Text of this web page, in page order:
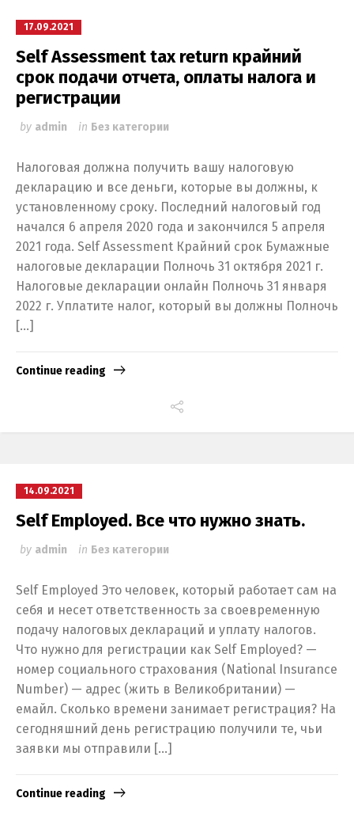
17.09.2021
Self Assessment tax return крайний
срок подачи отчета, оплаты налога и
регистрации
by admin in Без категории
Налоговая должна получить вашу налоговую
декларацию и все деньги, которые вы должны, к
установленному сроку. Последний налоговый год
начался 6 апреля 2020 года и закончился 5 апреля
2021 года. Self Assessment Крайний срок Бумажные
налоговые декларации Полночь 31 октября 2021 г.
Налоговые декларации онлайн Полночь 31 января
2022 г. Уплатите налог, который вы должны Полночь
[…]
Continue reading
14.09.2021
Self Employed. Все что нужно знать.
by admin in Без категории
Self Employed Это человек, который работает сам на
себя и несет ответственность за своевременную
подачу налоговых деклараций и уплату налогов.
Что нужно для регистрации как Self Employed? —
номер социального страхования (National Insurance
Number) — адрес (жить в Великобритании) —
емайл. Сколько времени занимает регистрация? На
сегодняшний день регистрацию получили те, чьи
заявки мы отправили […]
Continue reading